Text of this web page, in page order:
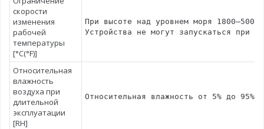
скорости
изменения
рабочей
температуры
[°C(°F)]
При высоте над уровнем моря
Устройства не могут запускаться при
Относительная
влажность
воздуха при
длительной
эксплуатации
[RH]
Относительная влажность от 5% до 95%